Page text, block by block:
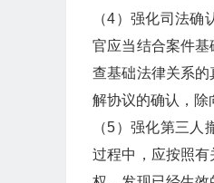
（4）强化司法
官应当结合案件
查基础法律关系
解协议的确认，除
（5）强化第三
过程中，应按照